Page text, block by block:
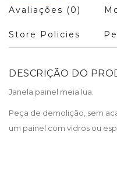
Avaliações (0)
Store Policies
DESCRIÇÃO DO
Janela painel meia lua.
Peça de demolição, sem
um painel com vidros ou